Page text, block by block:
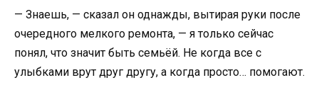
— Знаешь, — сказал он однажды, вытирая руки после
очередного мелкого ремонта, — я только сейчас
понял, что значит быть семьёй. Не когда все с
улыбками врут друг другу, а когда просто… помогают.